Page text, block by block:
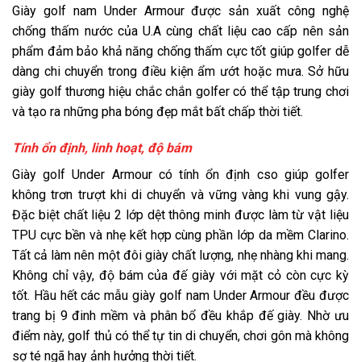
Giày golf nam Under Armour được sản xuất công nghệ
chống thấm nước của U.A cùng chất liệu cao cấp nên sản
phẩm đảm bảo khả năng chống thấm cực tốt giúp golfer dễ
dàng chi chuyển trong điều kiện ẩm ướt hoặc mưa. Sở hữu
giày golf thương hiệu chắc chắn golfer có thể tập trung chơi
và tạo ra những pha bóng đẹp mắt bất chấp thời tiết.
Tính ổn định, linh hoạt, độ bám
Giày golf Under Armour có tính ổn định cso giúp golfer
không trơn trượt khi di chuyển và vững vàng khi vung gậy.
Đặc biệt chất liệu 2 lớp dệt thông minh được làm từ vật liệu
TPU cực bền và nhẹ kết hợp cùng phần lớp da mềm Clarino.
Tất cả làm nên một đôi giày chất lượng, nhẹ nhàng khi mang.
Không chỉ vậy, độ bám của đế giày với mặt cỏ còn cực kỳ
tốt. Hầu hết các mẫu giày golf nam Under Armour đều được
trang bị 9 đinh mềm và phân bổ đều khắp đế giày. Nhờ ưu
điểm này, golf thủ có thể tự tin di chuyển, chơi gôn mà không
sợ té ngã hay ảnh hưởng thời tiết.